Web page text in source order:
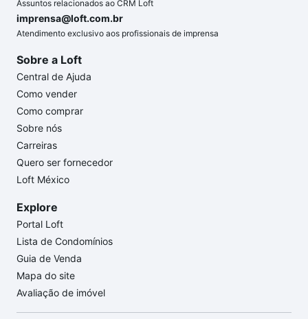
Assuntos relacionados ao CRM Loft
imprensa@loft.com.br
Atendimento exclusivo aos profissionais de imprensa
Sobre a Loft
Central de Ajuda
Como vender
Como comprar
Sobre nós
Carreiras
Quero ser fornecedor
Loft México
Explore
Portal Loft
Lista de Condomínios
Guia de Venda
Mapa do site
Avaliação de imóvel